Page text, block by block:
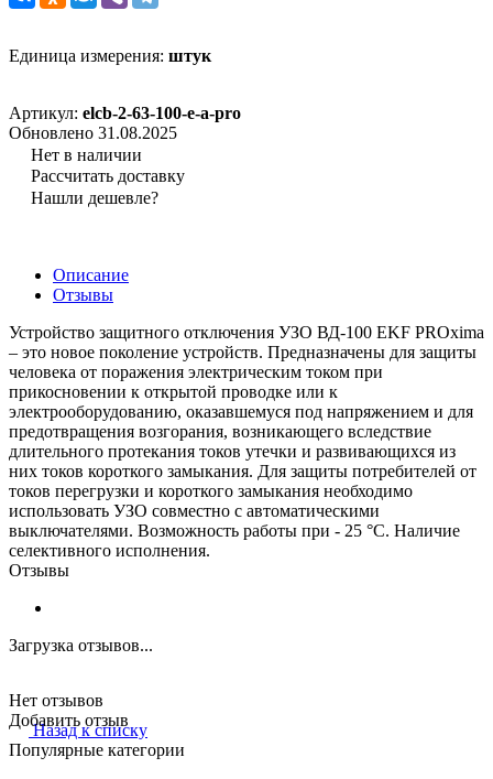
Единица измерения: штук
Артикул: elcb-2-63-100-e-a-pro
Обновлено 31.08.2025
Нет в наличии
Рассчитать доставку
Нашли дешевле?
Описание
Отзывы
Устройство защитного отключения УЗО ВД-100 EKF PROxima
– это новое поколение устройств. Предназначены для защиты
человека от поражения электрическим током при
прикосновении к открытой проводке или к
электрооборудованию, оказавшемуся под напряжением и для
предотвращения возгорания, возникающего вследствие
длительного протекания токов утечки и развивающихся из
них токов короткого замыкания. Для защиты потребителей от
токов перегрузки и короткого замыкания необходимо
использовать УЗО совместно с автоматическими
выключателями. Возможность работы при - 25 °С. Наличие
селективного исполнения.
Отзывы
Загрузка отзывов...
Нет отзывов
Добавить отзыв
Назад к списку
Популярные категории